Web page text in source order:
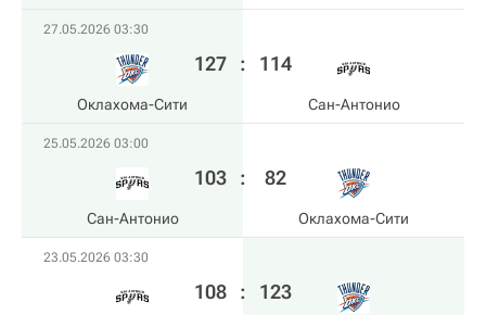
27.05.2026 03:30
Оклахома-Сити
127 : 114
Сан-Антонио
25.05.2026 03:00
Сан-Антонио
103 : 82
Оклахома-Сити
23.05.2026 03:30
108 : 123